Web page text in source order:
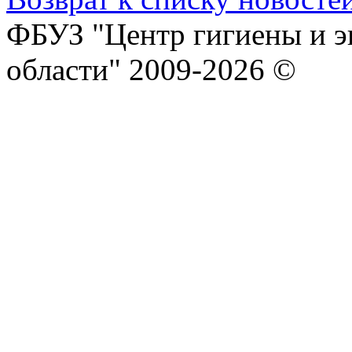
ФБУЗ "Центр гигиены и
области" 2009-2026 ©